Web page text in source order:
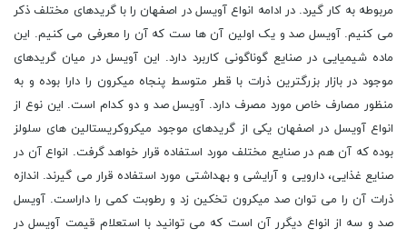
مربوطه به کار گیرد. در ادامه انواع آویسل در اصفهان را با گریدهای مختلف ذکر
می کنیم. آویسل صد و یک اولین آن ها ست که آن را معرفی می کنیم. این
ماده شیمیایی در صنایع گوناگونی کاربرد دارد. این آویسل در میان گریدهای
موجود در بازار بزرگترین ذرات با قطر متوسط پنجاه میکرون را دارا بوده و به
منظور مصارف خاص مورد مصرف دارد. آویسل صد و دو کدام است. این نوع از
انواع آویسل در اصفهان یکی از گریدهای موجود میکروکریستالین های سلولز
بوده که آن هم در صنایع مختلف مورد استفاده قرار خواهد گرفت. انواع آن در
صنایع غذایی، دارویی و آرایشی و بهداشتی مورد استفاده قرار می گیرند. اندازه
ذرات آن را می توان صد میکرون تخکین زد و رطوبت کمی را داراست. آویسل
صد و سه از انواع دیگرر آن است که می توانید با استعلام قیمت آویسل در